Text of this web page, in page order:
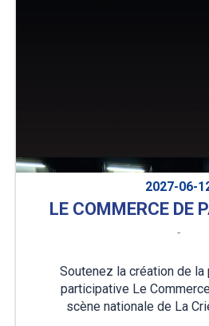
2027-06-
LE COMMERCE DE
-
Soutenez la création de
participative Le
scène nationale de La